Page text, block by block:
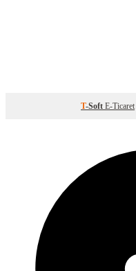
T-Soft E-Ticaret